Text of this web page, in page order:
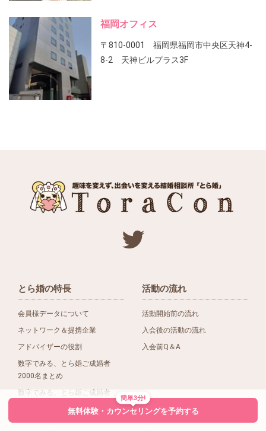
福岡オフィス
〒810-0001 福岡県福岡市中央区天神4-
8-2 天神ビルプラス3F
とら婚の特長
会員様データについて
ネットワーク＆提携企業
アドバイザーの役割
数字でみる、とら婚ご成婚者
2000名まとめ
数字でみる、とら婚ご成婚者
活動の流れ
活動開始前の流れ
入会後の活動の流れ
入会前Q＆A
簡単3分!
無料体験・カウンセリングを予約する